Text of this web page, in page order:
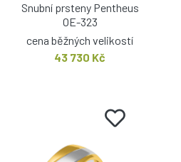
Snubní prsteny Pentheus
OE-323
cena běžných velikostí
43 730 Kč